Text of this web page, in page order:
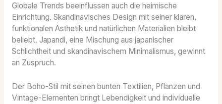
Globale Trends beeinflussen auch die heimische
Einrichtung. Skandinavisches Design mit seiner klaren,
funktionalen Ästhetik und natürlichen Materialien bleibt
beliebt. Japandi, eine Mischung aus japanischer
Schlichtheit und skandinavischem Minimalismus, gewinnt
an Zuspruch.
Der Boho-Stil mit seinen bunten Textilien, Pflanzen und
Vintage-Elementen bringt Lebendigkeit und individuelle